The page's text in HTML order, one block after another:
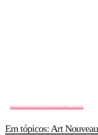
HISTÓRIA EM TÓPICOS
Em tópicos: Art Nouveau